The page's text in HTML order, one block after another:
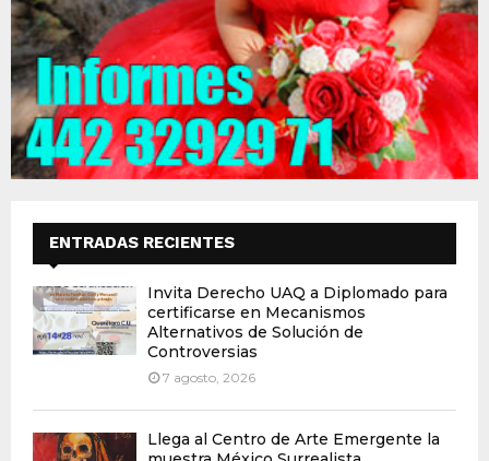
ENTRADAS RECIENTES
Invita Derecho UAQ a Diplomado para
certificarse en Mecanismos
Alternativos de Solución de
Controversias
7 agosto, 2026
Llega al Centro de Arte Emergente la